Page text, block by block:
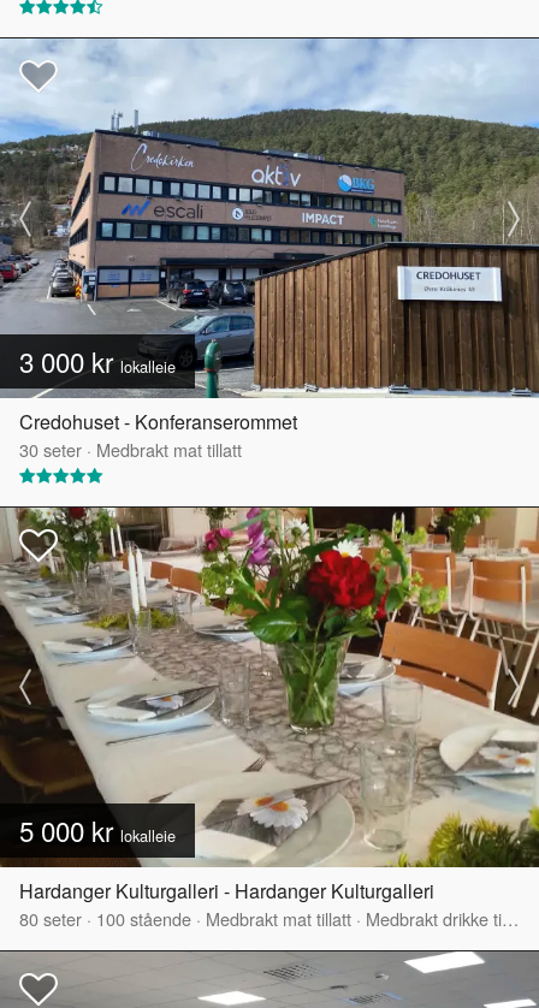
3 000 kr lokalleie
Credohuset - Konferanserommet
30seter · Medbrakt mat tillatt
5 000 krlokalleie
Hardanger Kulturgalleri - Hardanger Kulturgalleri
80seter · 100stående · Medbrakt mat tillatt · Medbrakt drikke tillatt